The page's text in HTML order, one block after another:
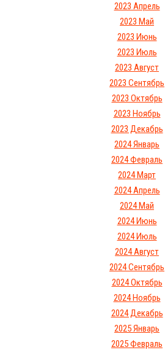
2023 Апрель
2023 Май
2023 Июнь
2023 Июль
2023 Август
2023 Сентябрь
2023 Октябрь
2023 Ноябрь
2023 Декабрь
2024 Январь
2024 Февраль
2024 Март
2024 Апрель
2024 Май
2024 Июнь
2024 Июль
2024 Август
2024 Сентябрь
2024 Октябрь
2024 Ноябрь
2024 Декабрь
2025 Январь
2025 Февраль